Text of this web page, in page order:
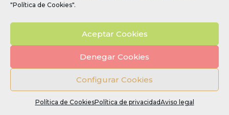
"Política de Cookies".
Aceptar Cookies
Denegar Cookies
Configurar Cookies
Política de CookiesPolítica de privacidadAviso legal
Política de Redes Sociales
©2022 SUGAR CORNER TODOS LOS DERECHOS
RESERVADOS.